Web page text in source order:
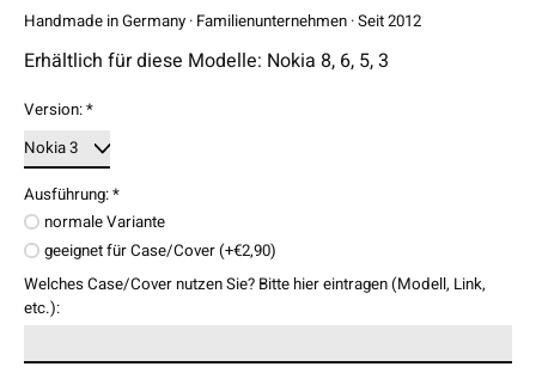
Handmade in Germany · Familienunternehmen · Seit 2012
Erhältlich für diese Modelle: Nokia 8, 6, 5, 3
Version:*
Ausführung:*
normale Variante
geeignet für Case/Cover (+€2,90)
Welches Case/Cover nutzen Sie? Bitte hier eintragen (Modell, Link,
etc.):